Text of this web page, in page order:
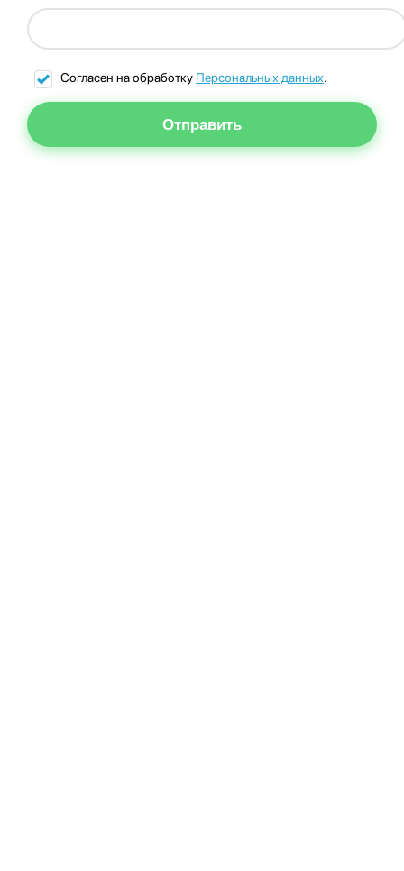
Согласен на обработку Персональных данных.
Отправить